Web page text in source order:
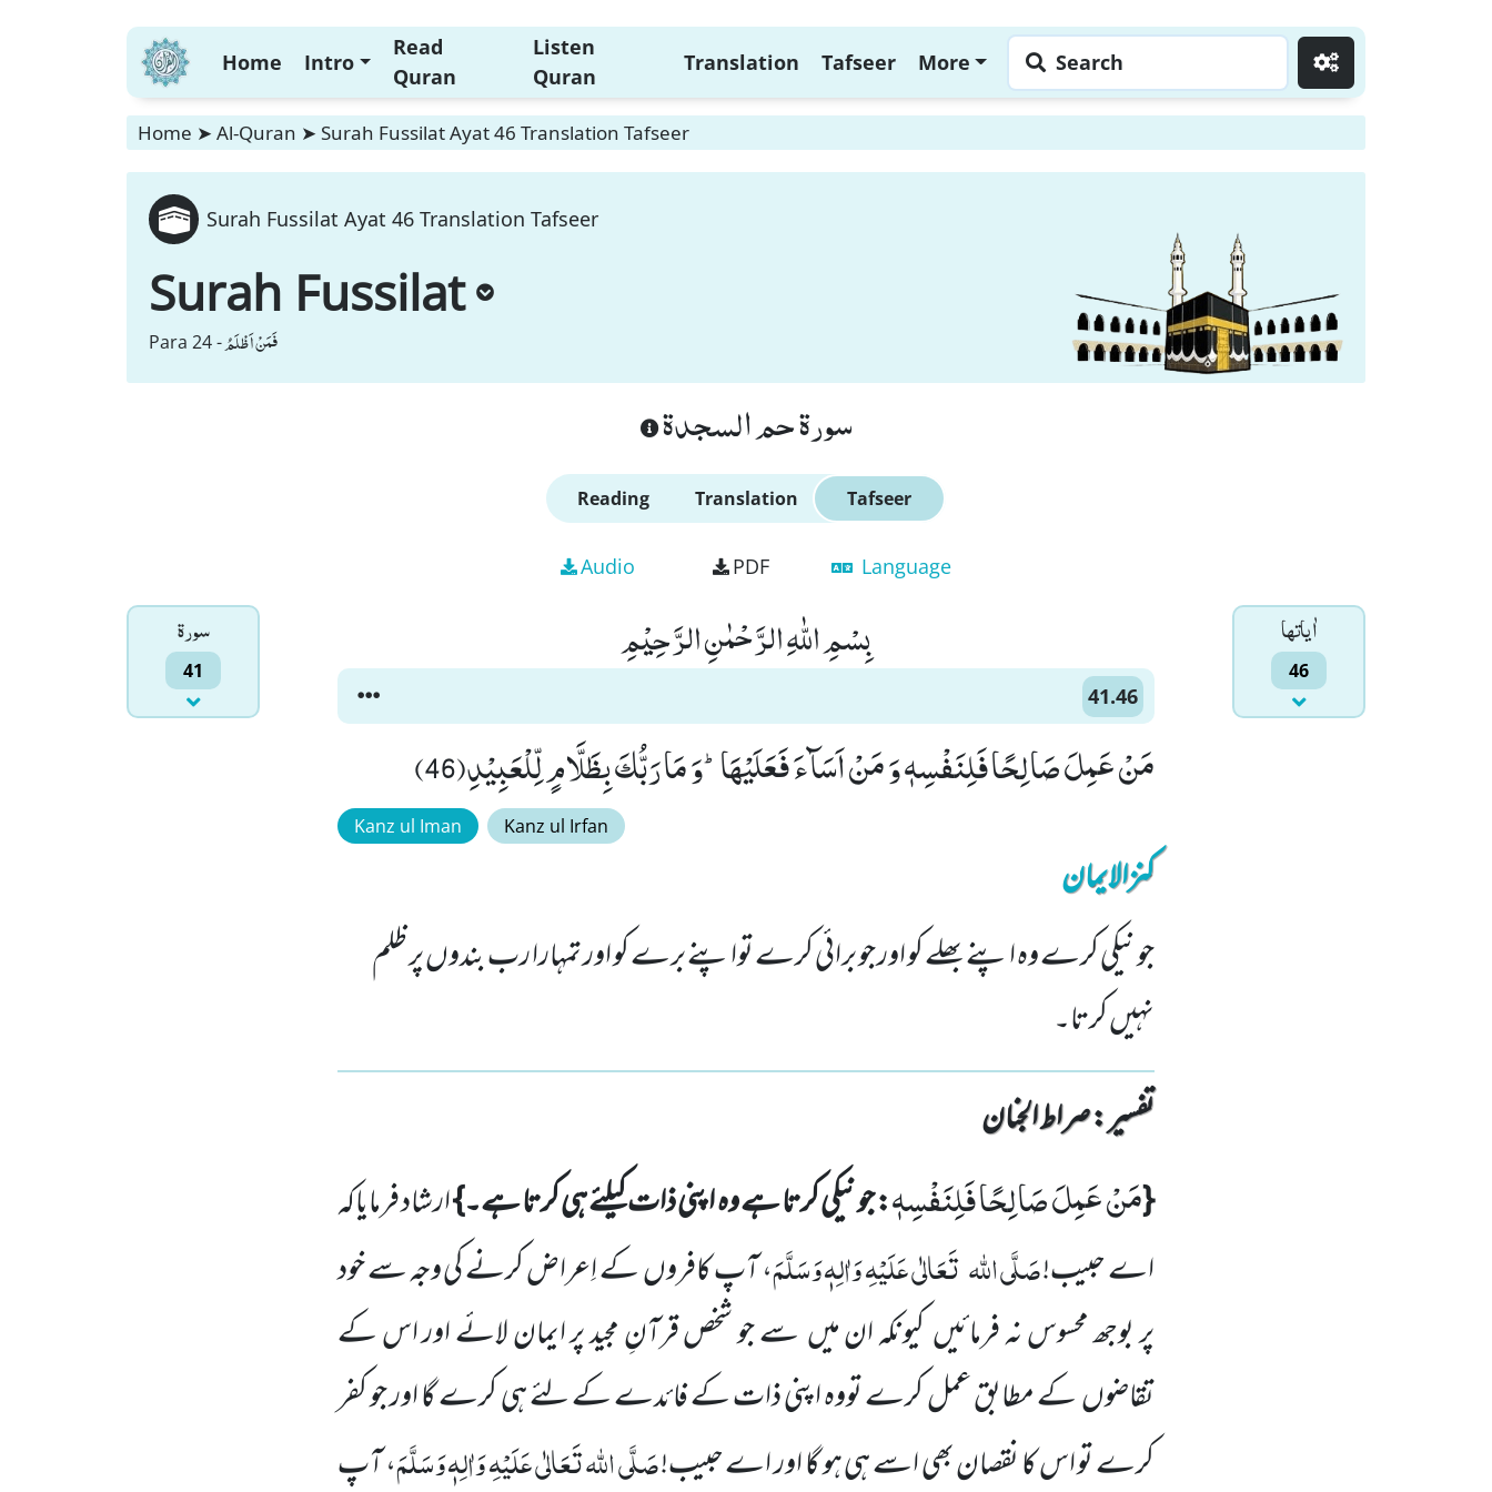
Home Intro
Read
Quran
Listen
Quran
Translation Tafseer More Search
Home ➤ Al-Quran ➤ Surah Fussilat Ayat 46 Translation Tafseer
Surah Fussilat Ayat 46 Translation Tafseer
Surah Fussilat
Para 24 -فَمَنْ اَظْلَمُ
سورة حم السجدة
Reading Translation Tafseer
Audio PDF Language
سورۃ
41
اٰياتها
46
بِسْمِ اللّٰهِ الرَّحْمٰنِ الرَّحِیْمِ
41.46
مَنْ عَمِلَ صَالِحًا فَلِنَفْسِهٖ وَ مَنْ اَسَآءَ فَعَلَیْهَاؕ-وَ مَا رَبُّكَ بِظَلَّامٍ لِّلْعَبِیْدِ(46)
Kanz ul Iman Kanz ul Irfan
کنزالایمان
جو نیکی کرے وہ اپنے بھلے کو اور جو برائی کرے تواپنے برے کو اور تمہارا رب بندوں پر ظلم
نہیں کرتا۔
تفسیر : ‎صراط الجنان
{مَنْ عَمِلَ صَالِحًا فَلِنَفْسِهٖ: جو نیکی کرتا ہے وہ اپنی ذات کیلئے ہی کرتا ہے۔}ارشاد فرمایاکہ
اے حبیب!صَلَّی اللہتَعَالٰی عَلَیْہِ وَاٰلِہٖ وَسَلَّمَ، آپ کافروں کے اِعراض کرنے کی وجہ سے خود
پر بوجھ محسوسنہ فرمائیں کیونکہ ان میں سے جو شخصقرآنِ مجید پر ایمان لائے اور اس کے
تقاضوں کے مطابق عمل کرے تووہ اپنی ذات کے فائدے کے لئے ہی کرے گا اور جو کفر
کرے تو اس کا نقصان بھی اسے ہی ہو گا اور اے حبیب!صَلَّی اللہ تَعَالٰی عَلَیْہِ وَاٰلِہٖ وَسَلَّمَ، آپ